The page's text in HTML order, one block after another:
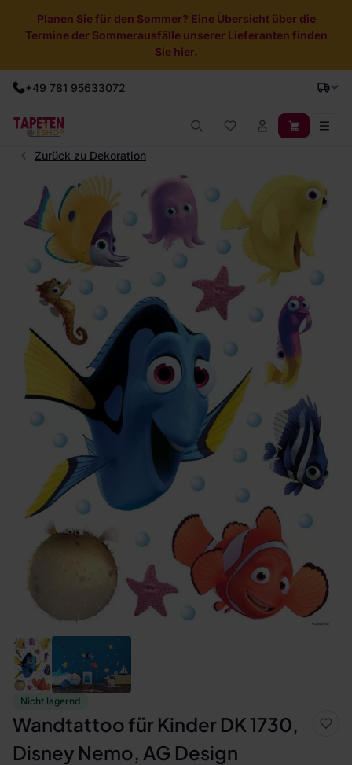
Planen Sie für den Sommer? Eine Übersicht über die
Termine der Sommerausfälle unserer Lieferanten finden
Sie hier.
+49 781 95633072
Zurück zu Dekoration
Nicht lagernd
Wandtattoo für Kinder DK 1730,
Disney Nemo, AG Design